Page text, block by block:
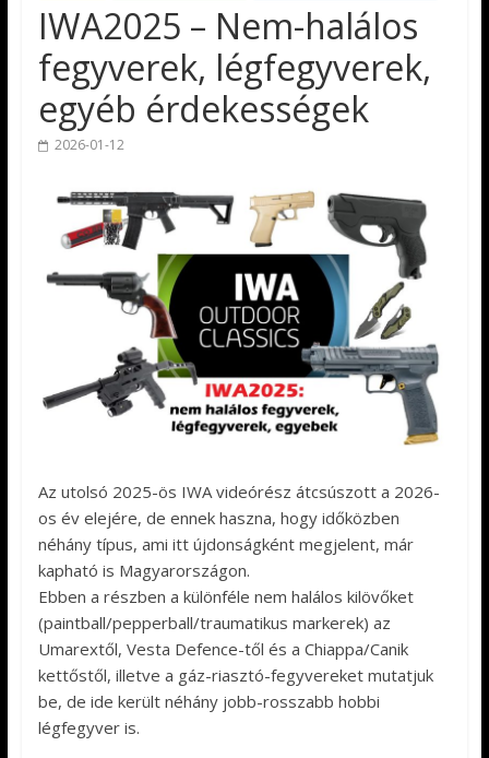
IWA2025 – Nem-halálos
fegyverek, légfegyverek,
egyéb érdekességek
2026-01-12
Az utolsó 2025-ös IWA videórész átcsúszott a 2026-
os év elejére, de ennek haszna, hogy időközben
néhány típus, ami itt újdonságként megjelent, már
kapható is Magyarországon.
Ebben a részben a különféle nem halálos kilövőket
(paintball/pepperball/traumatikus markerek) az
Umarextől, Vesta Defence-től és a Chiappa/Canik
kettőstől, illetve a gáz-riasztó-fegyvereket mutatjuk
be, de ide került néhány jobb-rosszabb hobbi
légfegyver is.